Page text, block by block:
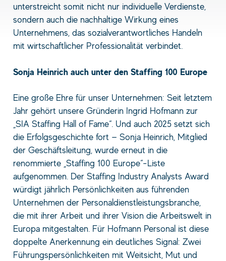
unterstreicht somit nicht nur individuelle Verdienste,
sondern auch die nachhaltige Wirkung eines
Unternehmens, das sozialverantwortliches Handeln
mit wirtschaftlicher Professionalität verbindet.
Sonja Heinrich auch unter den Staffing 100 Europe
Eine große Ehre für unser Unternehmen: Seit letztem
Jahr gehört unsere Gründerin Ingrid Hofmann zur
„SIA Staffing Hall of Fame“. Und auch 2025 setzt sich
die Erfolgsgeschichte fort — Sonja Heinrich, Mitglied
der Geschäftsleitung, wurde erneut in die
renommierte „Staffing 100 Europe“-Liste
aufgenommen. Der Staffing Industry Analysts Award
würdigt jährlich Persönlichkeiten aus führenden
Unternehmen der Personaldienstleistungsbranche,
die mit ihrer Arbeit und ihrer Vision die Arbeitswelt in
Europa mitgestalten. Für Hofmann Personal ist diese
doppelte Anerkennung ein deutliches Signal: Zwei
Führungspersönlichkeiten mit Weitsicht, Mut und